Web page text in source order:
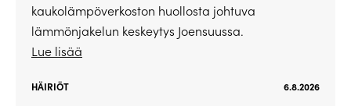
kaukolämpöverkoston huollosta johtuva
lämmönjakelun keskeytys Joensuussa.
Lue lisää
HÄIRIÖT 6.8.2026